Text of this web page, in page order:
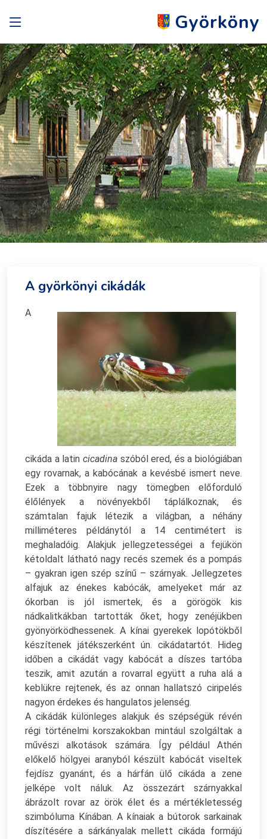
Györköny
A györkönyi cikádák
A
cikáda a latin cicadinaszóból ered, és a biológiában
egy rovarnak, a kabócának a kevésbé ismert neve.
Ezek a többnyire nagy tömegben előforduló
élőlények a növényekből táplálkoznak, és
számtalan fajuk létezik a világban, a néhány
milliméteres példánytól a 14 centimétert is
meghaladóig. Alakjuk jellegzetességei a fejükön
kétoldalt látható nagy recés szemek és a pompás
– gyakran igen szép színű – szárnyak. Jellegzetes
alfajuk az énekes kabócák, amelyeket már az
ókorban is jól ismertek, és a görögök kis
nádkalitkákban tartották őket, hogy zenéjükben
gyönyörködhessenek. A kínai gyerekek lopótökből
készítenek játékszerként ún. cikádatartót. Hideg
időben a cikádát vagy kabócát a díszes tartóba
teszik, amit azután a rovarral együtt a ruha alá a
keblükre rejtenek, és az onnan hallatszó ciripelés
nagyon érdekes és hangulatos jelenség.
A cikádák különleges alakjuk és szépségük révén
régi történelmi korszakokban mintául szolgáltak a
művészi alkotások számára. Így például Athén
előkelő hölgyei aranyból készült kabócát viseltek
fejdísz gyanánt, és a hárfán ülő cikáda a zene
jelképe volt náluk. Az összezárt szárnyakkal
ábrázolt rovar az örök élet és a mértékletesség
szimbóluma Kínában. A kínaiak a bútorok sarkainak
díszítésére a sárkányalak mellett cikáda formájú